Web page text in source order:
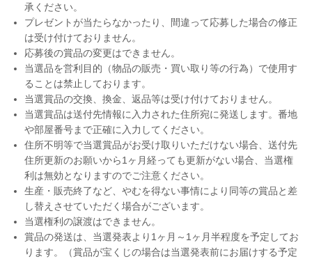
承ください。
プレゼントが当たらなかったり、間違って応募した場合の修正
は受け付けておりません。
応募後の賞品の変更はできません。
当選品を営利目的（物品の販売・買い取り等の行為）で使用す
ることは禁止しております。
当選賞品の交換、換金、返品等は受け付けておりません。
当選賞品は送付先情報に入力された住所宛に発送します。番地
や部屋番号まで正確に入力してください。
住所不明等で当選賞品がお受け取りいただけない場合、送付先
住所更新のお願いから1ヶ月経っても更新がない場合、当選権
利は無効となりますのでご注意ください。
生産・販売終了など、やむを得ない事情により同等の賞品と差
し替えさせていただく場合がございます。
当選権利の譲渡はできません。
賞品の発送は、当選発表より1ヶ月～1ヶ月半程度を予定してお
ります。（賞品が宝くじの場合は当選発表前にお届けする予定